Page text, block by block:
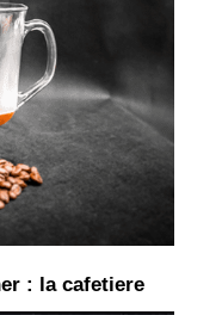
: la cafetiere